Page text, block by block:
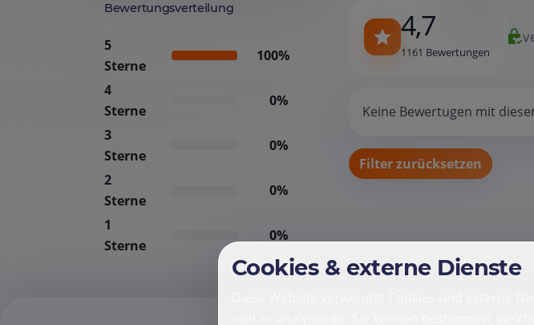
Bewertungsverteilung
5
Sterne
100%
4
Sterne
0%
3
Sterne
0%
2
Sterne
0%
1
Sterne
0%
4,7
1161 Bewertungen
Keine Bewertugen mit
Filter zurücksetzen
Cookies & externe Dienste